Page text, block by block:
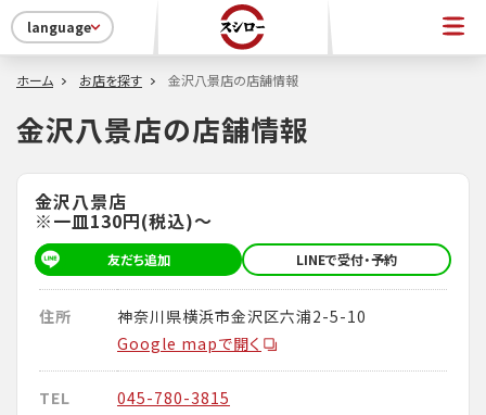
language
ホーム お店を探す 金沢八景店の店舗情報
金沢八景店の店舗情報
金沢八景店
※一皿130円(税込)～
友だち追加 LINEで受付・予約
住所
神奈川県横浜市金沢区六浦2-5-10
Google mapで開く
TEL 045-780-3815